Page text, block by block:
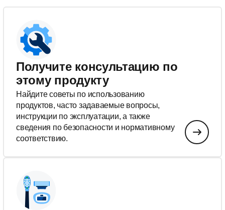
Получите консультацию по
этому продукту
Найдите советы по использованию
продуктов, часто задаваемые вопросы,
инструкции по эксплуатации, а также
сведения по безопасности и нормативному
соответствию.